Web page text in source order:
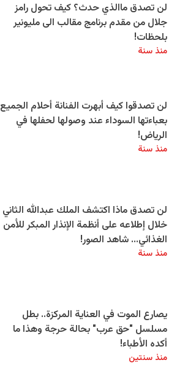
لن تصدق ماالذي حدث؟ كيف تحول رامز
جلال من مقدم برنامج مقالب الى مليونير
بلحظات!
منذ سنة
لن تصدقوا كيف أبهرت الفنانة أحلام الجميع
بعباءتها السوداء عند وصولها لحفلها في
الرياض!
منذ سنة
لن تصدق ماذا اكتشف الملك عبدالله الثاني
خلال إطلاعه على أنظمة الإنذار المبكر للأمن
الغذائي... شاهد الصور!
منذ سنة
يصارع الموت في العناية المركزة.. بطل
مسلسل "حق عرب" بحالة حرجة وهذا ما
أكده الأطباء!
منذ سنتين